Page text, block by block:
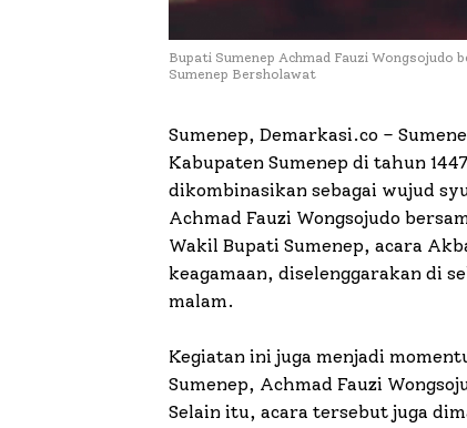
Bupati Sumenep Achmad Fauzi Wongsojudo
Sumenep Bersholawat
Sumenep, Demarkasi.co –
Kabupaten Sumenep di tahun
dikombinasikan sebagai wujud
Achmad Fauzi Wongsojudo
Wakil Bupati Sumenep, acara
keagamaan, diselenggarakan di
malam.
Kegiatan ini juga menjadi
Sumenep, Achmad Fauzi
Selain itu, acara tersebut juga